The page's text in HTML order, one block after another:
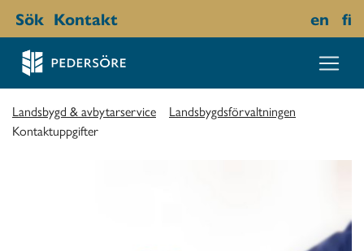
Sök Kontakt en fi
Landsbygd & avbytarservice
Landsbygdsförvaltningen
Kontaktuppgifter